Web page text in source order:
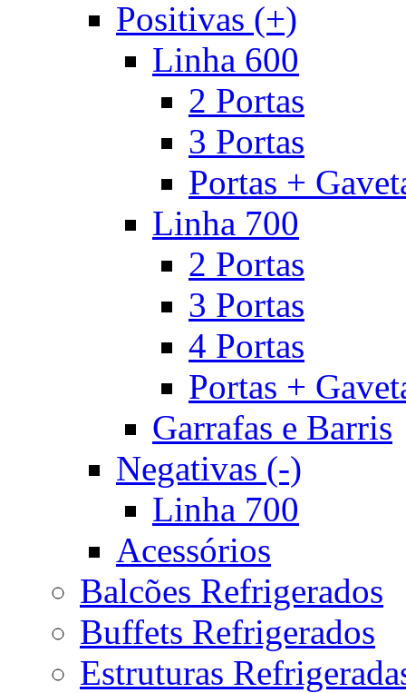
Positivas (+)
Linha 600
2 Portas
3 Portas
Portas +
Linha 700
2 Portas
3 Portas
4 Portas
Portas +
Garrafas e Barris
Negativas (-)
Linha 700
Acessórios
Balcões Refrigerados
Buffets Refrigerados
Estruturas